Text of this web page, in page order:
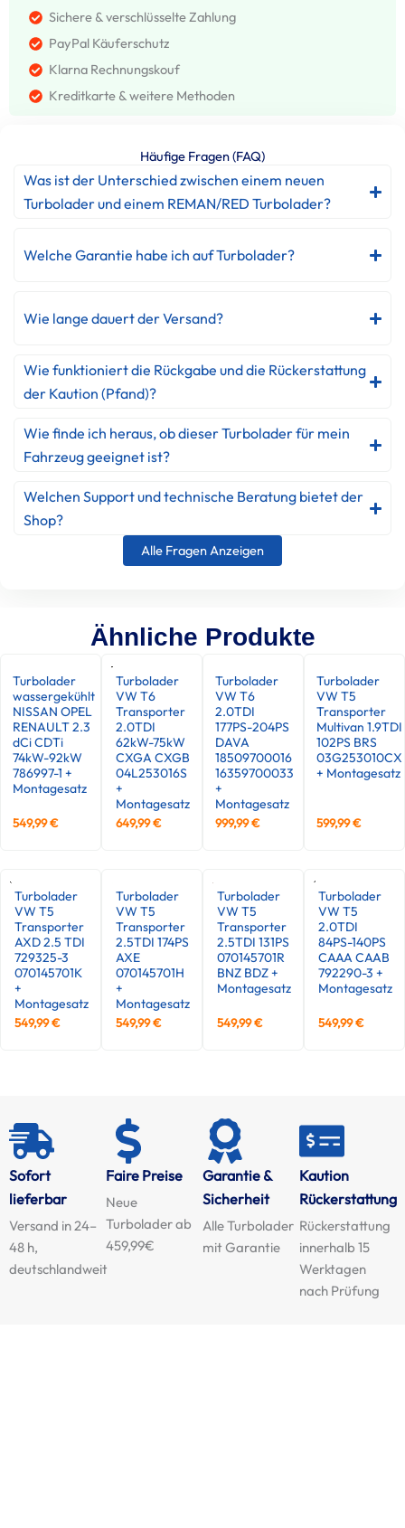
Sichere & verschlüsselte Zahlung
PayPal Käuferschutz
Klarna Rechnungskouf
Kreditkarte & weitere Methoden
Häufige Fragen (FAQ)
Was ist der Unterschied zwischen einem neuen
Turbolader und einem REMAN/RED Turbolader?
Welche Garantie habe ich auf Turbolader?
Wie lange dauert der Versand?
Wie funktioniert die Rückgabe und die Rückerstattung
der Kaution (Pfand)?
Wie finde ich heraus, ob dieser Turbolader für mein
Fahrzeug geeignet ist?
Welchen Support und technische Beratung bietet der
Shop?
Alle Fragen Anzeigen
Ähnliche Produkte
Turbolader
wassergekühlt
NISSAN OPEL
RENAULT 2.3
dCi CDTi
74kW-92kW
786997-1 +
Montagesatz
549,99€
Turbolader
VW T6
Transporter
2.0TDI
62kW-75kW
CXGA CXGB
04L253016S
+
Montagesatz
649,99€
Turbolader
VW T6
2.0TDI
177PS-204PS
DAVA
18509700016
16359700033
+
Montagesatz
999,99€
Turbolader
VW T5
Transporter
Multivan 1.9TDI
102PS BRS
03G253010CX
+ Montagesatz
599,99€
Turbolader
VW T5
Transporter
AXD 2.5 TDI
729325-3
070145701K
+
Montagesatz
549,99€
Turbolader
VW T5
Transporter
2.5TDI 174PS
AXE
070145701H
+
Montagesatz
549,99€
Turbolader
VW T5
Transporter
2.5TDI 131PS
070145701R
BNZ BDZ +
Montagesatz
549,99€
Turbolader
VW T5
2.0TDI
84PS-140PS
CAAA CAAB
792290-3 +
Montagesatz
549,99€
Sofort
lieferbar
Versand in 24–
48 h,
deutschlandweit
Faire Preise
Neue
Turbolader ab
459,99€
Garantie &
Sicherheit
Alle Turbolader
mit Garantie
Kaution
Rückerstattung
Rückerstattung
innerhalb 15
Werktagen
nach Prüfung